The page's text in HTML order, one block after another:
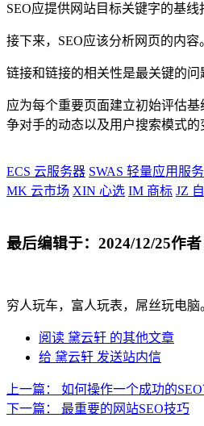
SEO应提供网站目标关键字的基
接下来，SEO应该分析网页的内
链接和链接的相关性是最关键的问
应为每个重要页面建立初始评估
争对手的动态以及用户搜索模式的
ECS 云服务器 SWAS 轻量应用服
MK 云市场 XIN 心选 IM 商标 JZ
最后编辑于：2024/12/25作
穷人玩车，富人玩表，屌丝玩电脑
阅读 黛云轩 的其他文章
给 黛云轩 发送站内信
上一篇：
如何操作一个成功的SEO
下一篇：
最重要的网站SEO技巧